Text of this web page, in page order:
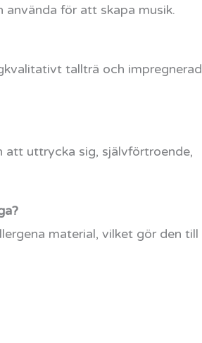
använda för att skapa musik.
tallträ och impregnerad
att uttrycka sig, självförtroende,
material, vilket gör den till